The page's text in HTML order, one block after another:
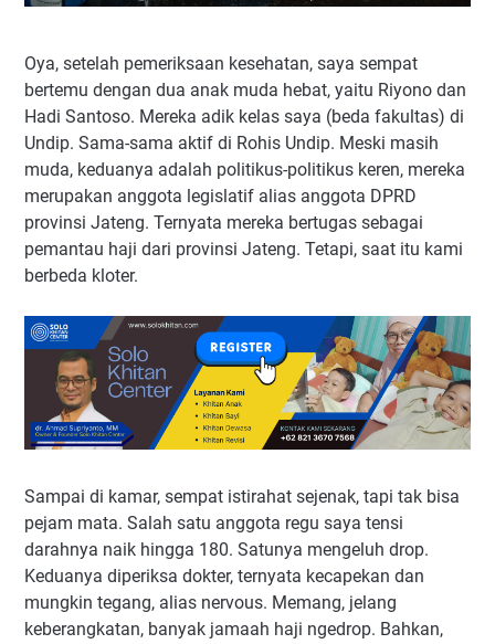
Oya, setelah pemeriksaan kesehatan, saya sempat
bertemu dengan dua anak muda hebat, yaitu Riyono dan
Hadi Santoso. Mereka adik kelas saya (beda fakultas) di
Undip. Sama-sama aktif di Rohis Undip. Meski masih
muda, keduanya adalah politikus-politikus keren, mereka
merupakan anggota legislatif alias anggota DPRD
provinsi Jateng. Ternyata mereka bertugas sebagai
pemantau haji dari provinsi Jateng. Tetapi, saat itu kami
berbeda kloter.
Sampai di kamar, sempat istirahat sejenak, tapi tak bisa
pejam mata. Salah satu anggota regu saya tensi
darahnya naik hingga 180. Satunya mengeluh drop.
Keduanya diperiksa dokter, ternyata kecapekan dan
mungkin tegang, alias nervous. Memang, jelang
keberangkatan, banyak jamaah haji ngedrop. Bahkan,